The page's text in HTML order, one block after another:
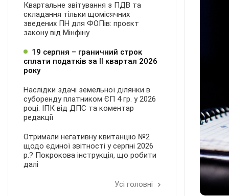
Квартальне звітування з ПДВ та
складання тільки щомісячних
зведених ПН для ФОПів: проєкт
закону від Мінфіну
19 серпня – граничний строк
сплати податків за ІI квартал 2026
року
Наслідки здачі земельної ділянки в
суборенду платником ЄП 4 гр. у 2026
році: ІПК від ДПС та коментар
редакції
Отримали негативну квитанцію №2
щодо єдиної звітності у серпні 2026
р.? Покрокова інструкція, що робити
далі
Усі головні